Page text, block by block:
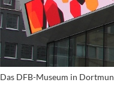
Das DFB-Museum in